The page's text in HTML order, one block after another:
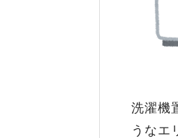
洗濯機
うなエ